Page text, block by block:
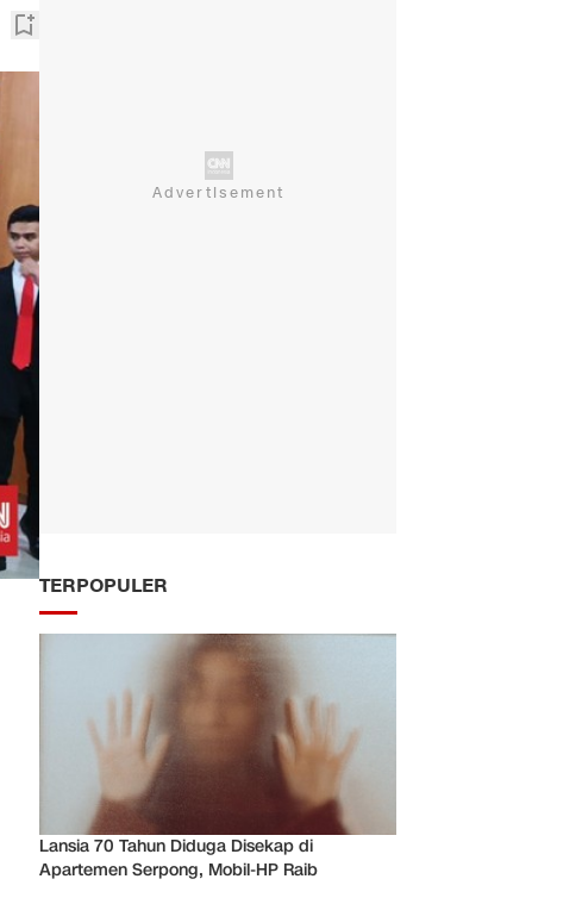
TERPOPULER
Lansia 70 Tahun Diduga Disekap di
Apartemen Serpong, Mobil-HP Raib